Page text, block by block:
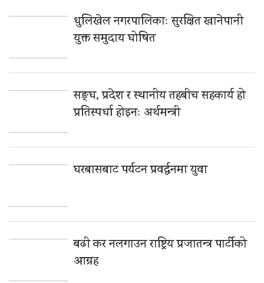
धुलिखेल नगरपालिकाः सुरक्षित खानेपानी
युक्त समुदाय घोषित
सङ्घ, प्रदेश र स्थानीय तहबीच सहकार्य हो
प्रतिस्पर्धा होइनः अर्थमन्त्री
घरबासबाट पर्यटन प्रवर्द्धनमा युवा
बढी कर नलगाउन राष्ट्रिय प्रजातन्त्र पार्टीको
आग्रह